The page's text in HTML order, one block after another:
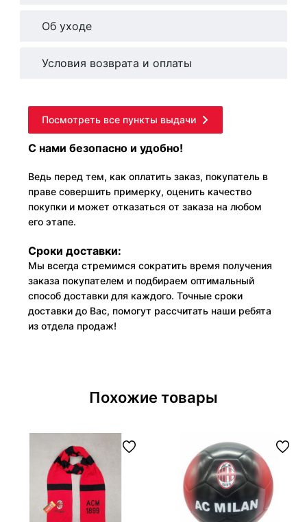
Об уходе
Условия возврата и оплаты
Посмотреть все пункты выдачи
С нами безопасно и удобно!
Ведь перед тем, как оплатить заказ, покупатель в
праве совершить примерку, оценить качество
покупки и может отказаться от заказа на любом
его этапе.
Сроки доставки:
Мы всегда стремимся сократить время получения
заказа покупателем и подбираем оптимальный
способ доставки для каждого. Точные сроки
доставки до Вас, помогут рассчитать наши ребята
из отдела продаж!
Похожие товары